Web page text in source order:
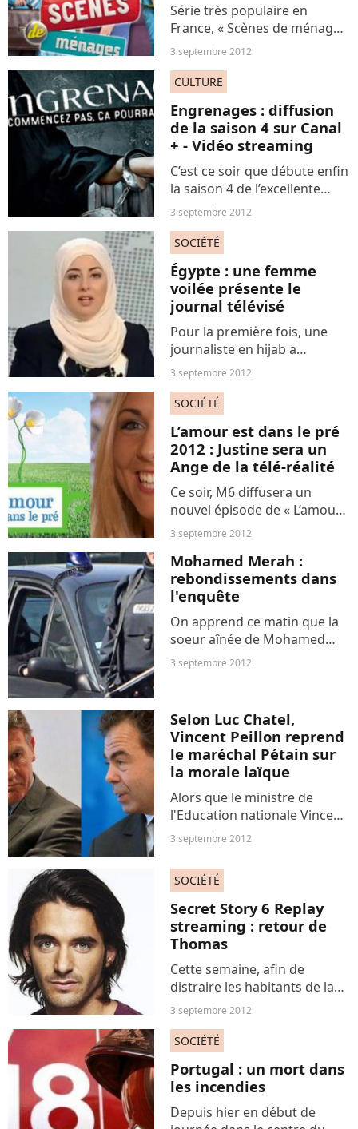
Série très populaire en
France, « Scènes de ménages
» sera de retour pour une
saison 5 en 2013 avec un tout
nouveau couple,
probablement homosexuel.
En attendant ces nouveautés,
c’est...
3 septembre 2012
CULTURE
Engrenages : diffusion
de la saison 4 sur Canal
+ - Vidéo streaming
C’est ce soir que débute enfin
la saison 4 de l’excellente
série française « Engrenages
». Une fiction à ne rater sous
aucun prétexte et que vous
pouvez découvrir en DVD si
vous ne...
3 septembre 2012
SOCIÉTÉ
Égypte : une femme
voilée présente le
journal télévisé
Pour la première fois, une
journaliste en hijab a
présenté dimanche le journal
télévisé sur la première
chaîne de télévision
égyptienne. Sous le régime
du président déchu Hosni
Moubarak,...
3 septembre 2012
SOCIÉTÉ
L’amour est dans le pré
2012 : Justine sera un
Ange de la télé-réalité
Ce soir, M6 diffusera un
nouvel épisode de « L’amour
est dans le pré » saison 7.
L’occasion de retrouver les
agriculteurs et agricultrices
de la saison dans de
nouvelles aventures...
3 septembre 2012
Mohamed Merah :
rebondissements dans
l'enquête
On apprend ce matin que la
soeur aînée de Mohamed
Merah était surveillée elle
aussi depuis bien longtemps.
première de surveillance de
la part des...
3 septembre 2012
Selon Luc Chatel,
Vincent Peillon reprend
le maréchal Pétain sur
la morale laïque
Alors que le ministre de
l'Education nationale Vincent
Peillon appelle à un «
redressement intellectuel et
moral » de la France et
souhaite créer des cours de «
morale laïque » dans...
3 septembre 2012
SOCIÉTÉ
Secret Story 6 Replay
streaming : retour de
Thomas
Cette semaine, afin de
distraire les habitants de la
maison des secrets, la Voix a
décidé de faire revenir les
anciens candidats le temps
de quelques heures. Et
contre toute attente,...
3 septembre 2012
SOCIÉTÉ
Portugal : un mort dans
les incendies
Depuis hier en début de